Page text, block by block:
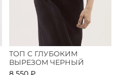
ТОП С ГЛУБОКИМ
ВЫРЕЗОМ ЧЕРНЫЙ